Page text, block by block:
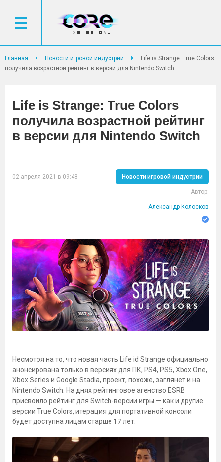
Главная Новости игровой индустрии
Life is Strange: True Colors
получила возрастной рейтинг в версии для Nintendo Switch
Life is Strange: True Colors
получила возрастной рейтинг
в версии для Nintendo Switch
02 апреля 2021 в 09:48 Новости игровой индустрии
Автор:
Александр Колосков
Несмотря на то, что новая часть Life id Strange официально
анонсирована только в версиях для ПК, PS4, PS5, Xbox One,
Xbox Series и Google Stadia, проект, похоже, заглянет и на
Nintendo Switch. На днях рейтинговое агенство ESRB
присвоило рейтинг для Switch-версии игры — как и другие
версии True Colors, итерация для портативной консоли
будет доступна лицам старше 17 лет.